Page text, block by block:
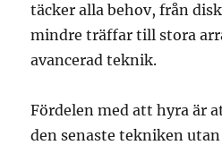
täcker alla behov, från
mindre träffar till stora
avancerad teknik.
Fördelen med att hyra är
den senaste tekniken